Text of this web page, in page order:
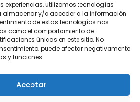
experiencias, utilizamos tecnologías
almacenar y/o acceder a la información
de estas tecnologías nos
como el comportamiento de
únicas en este sitio. No
puede afectar negativamente
y funciones.
Aceptar